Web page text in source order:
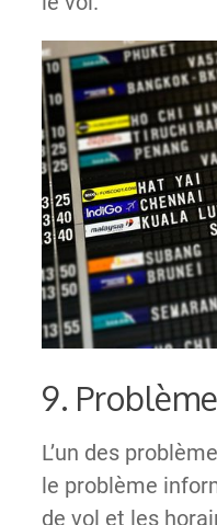
9.
L’un des
le problème
de vol et les